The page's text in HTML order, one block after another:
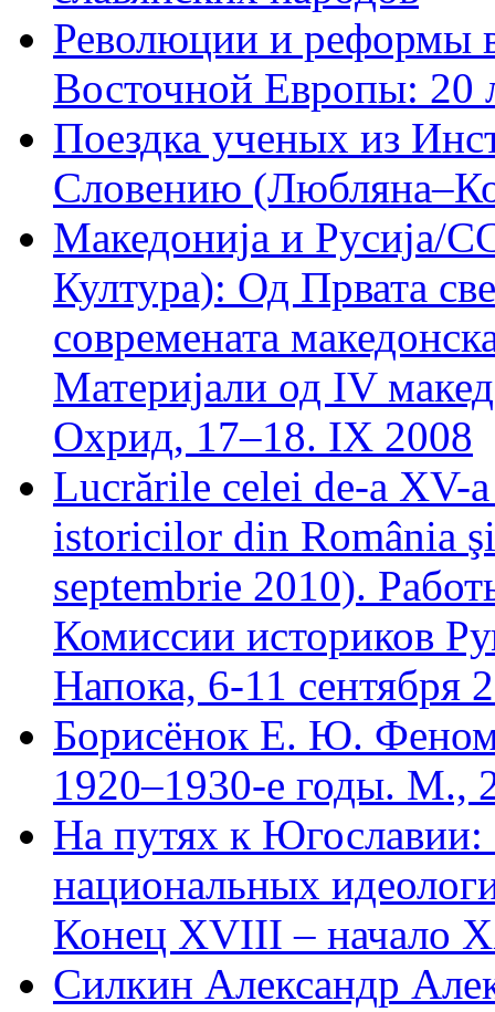
Революции и реформы
Восточной Европы: 20
Поездка ученых из
Словению
Македониjа и Русиjа/
Култура): Од Првата
современата
Материjали од IV
Охрид, 17–18. IX 2008
Lucrările celei de-a XV-
istoricilor din România
septembrie 2010).
Комиссии историков
Напока, 6-11 сентября
Борисёнок Е. Ю.
1920–1930-е годы. М.,
На путях к Югославии:
национальных
Конец XVIII – начало
Силкин Александр